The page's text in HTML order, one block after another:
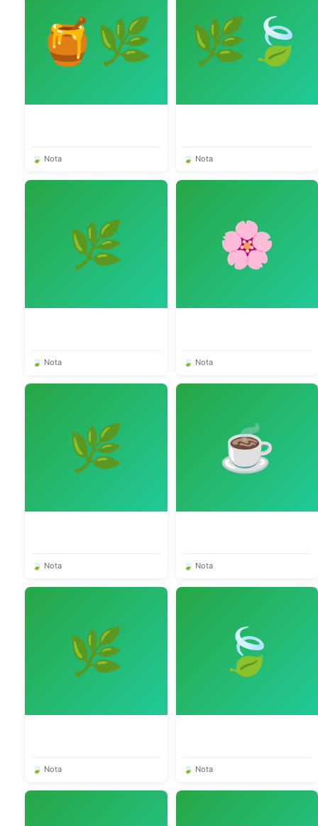
🍯🌿
🍃 Nota
🌿🍃
🍃 Nota
🌿
🍃 Nota
🌸
🍃 Nota
🌿
🍃 Nota
☕️
🍃 Nota
🌿
🍃 Nota
🍃
🍃 Nota